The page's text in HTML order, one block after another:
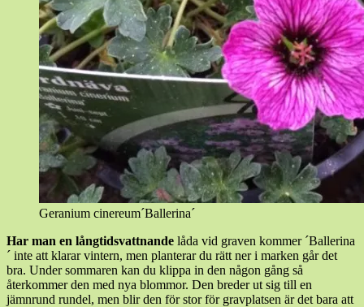
Geranium cinereum´Ballerina´
Har man en långtidsvattnande låda vid graven kommer ´Ballerina
´ inte att klarar vintern, men planterar du rätt ner i marken går det
bra. Under sommaren kan du klippa in den någon gång så
återkommer den med nya blommor. Den breder ut sig till en
jämnrund rundel, men blir den för stor för gravplatsen är det bara att